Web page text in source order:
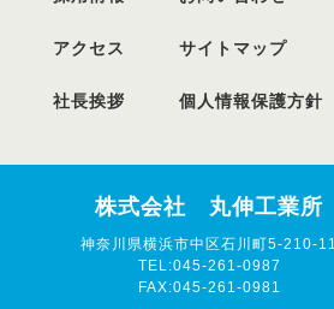
アクセス
社長挨拶
サイトマップ
個人情報保護方針
株式会社 丸伸工業所
神奈川県横浜市中区石川町5-210-11
TEL:045-261-0987
FAX:045-261-0981